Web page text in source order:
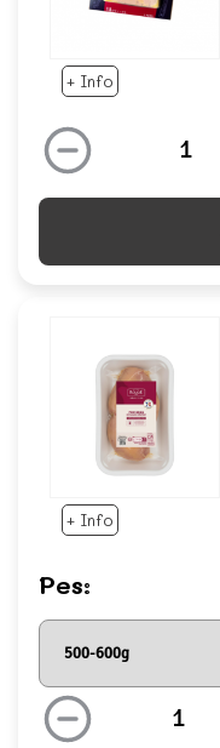
+ Info
+ Info
Pes: